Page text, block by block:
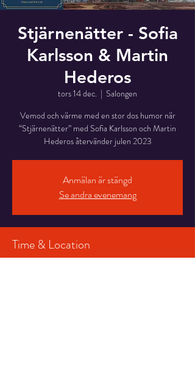
Stjärnenätter - Sofia
Karlsson & Martin
Hederos
tors 14 dec.
  |
Salongen
Vemod och värme med en stor dos humor när
“Stjärnenätter” med Sofia Karlsson och Martin
Hederos återvänder julen 2023
Anmälan är stängd
Se andra evenemang
Time & Location